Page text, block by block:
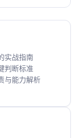
实战指南
判断标准
与能力解析